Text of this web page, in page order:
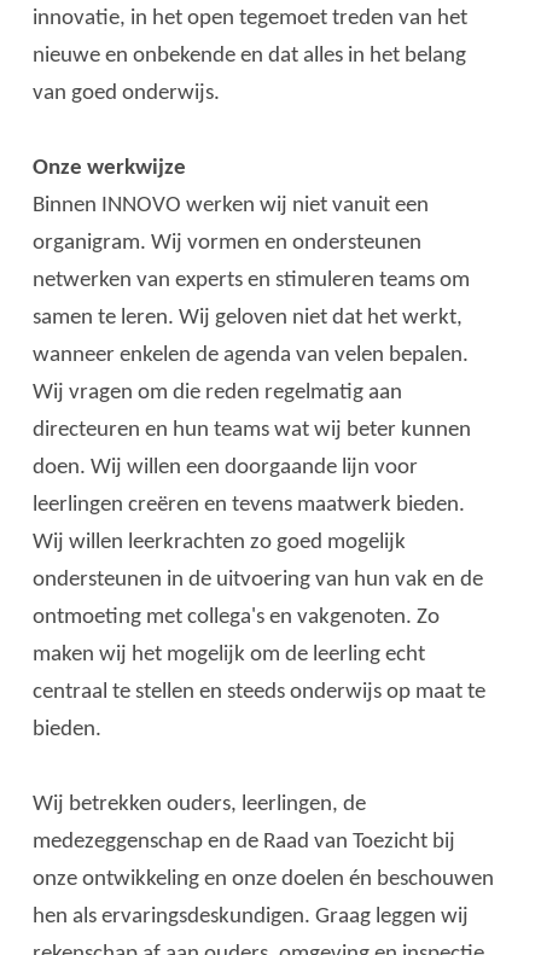
innovatie, in het open tegemoet treden van het
nieuwe en onbekende en dat alles in het belang
van goed onderwijs.
Onze werkwijze
Binnen INNOVO werken wij niet vanuit een
organigram. Wij vormen en ondersteunen
netwerken van experts en stimuleren teams om
samen te leren. Wij geloven niet dat het werkt,
wanneer enkelen de agenda van velen bepalen.
Wij vragen om die reden regelmatig aan
directeuren en hun teams wat wij beter kunnen
doen. Wij willen een doorgaande lijn voor
leerlingen creëren en tevens maatwerk bieden.
Wij willen leerkrachten zo goed mogelijk
ondersteunen in de uitvoering van hun vak en de
ontmoeting met collega's en vakgenoten. Zo
maken wij het mogelijk om de leerling echt
centraal te stellen en steeds onderwijs op maat te
bieden.
Wij betrekken ouders, leerlingen, de
medezeggenschap en de Raad van Toezicht bij
onze ontwikkeling en onze doelen én beschouwen
hen als ervaringsdeskundigen. Graag leggen wij